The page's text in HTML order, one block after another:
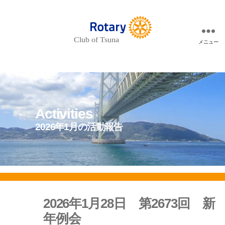
Tsuna
-
津
名
ロ
ー
タ
リ
ー
ク
ラ
ブ-
メニュー
Activities
2026年1月の活動報告
2026年1月28日 第2673回 新
年例会